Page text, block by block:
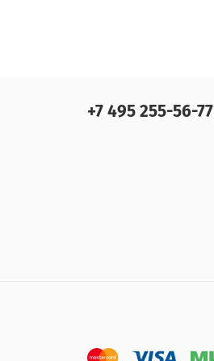
+7 495 255-56-77